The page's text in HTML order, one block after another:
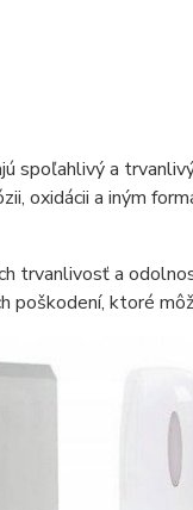
spoľahlivý a
oxidácii a iným
trvanlivosť a
ktoré